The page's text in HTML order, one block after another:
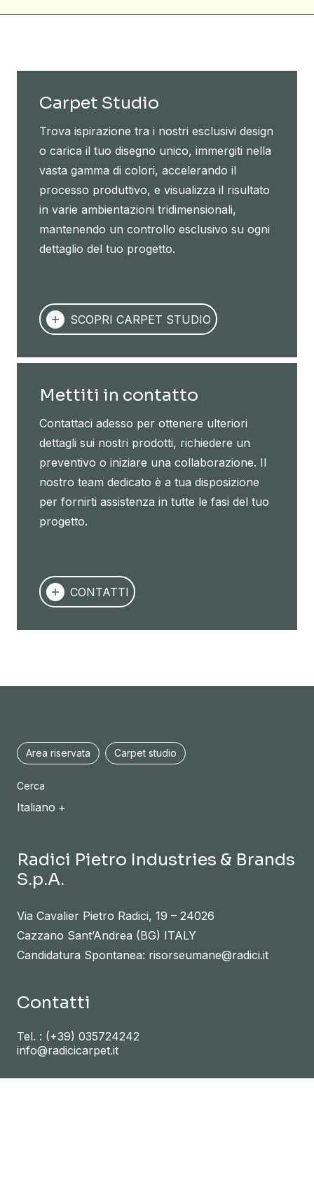
Carpet Studio
Trova ispirazione tra i nostri esclusivi design
o carica il tuo disegno unico, immergiti nella
vasta gamma di colori, accelerando il
processo produttivo, e visualizza il risultato
in varie ambientazioni tridimensionali,
mantenendo un controllo esclusivo su ogni
dettaglio del tuo progetto.
SCOPRI CARPET STUDIO
Mettiti in contatto
Contattaci adesso per ottenere ulteriori
dettagli sui nostri prodotti, richiedere un
preventivo o iniziare una collaborazione. Il
nostro team dedicato è a tua disposizione
per fornirti assistenza in tutte le fasi del tuo
progetto.
CONTATTI
Area riservata Carpet studio
Cerca
Italiano
Radici Pietro Industries & Brands
S.p.A.
Via Cavalier Pietro Radici, 19 – 24026
Cazzano Sant’Andrea (BG) ITALY
Candidatura Spontanea: risorseumane@radici.it
Contatti
Tel. : (+39) 035724242
info@radicicarpet.it